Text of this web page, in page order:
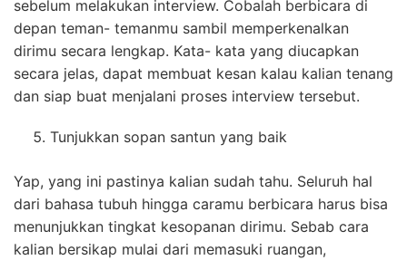
sebelum melakukan interview. Cobalah berbicara di
depan teman- temanmu sambil memperkenalkan
dirimu secara lengkap. Kata- kata yang diucapkan
secara jelas, dapat membuat kesan kalau kalian tenang
dan siap buat menjalani proses interview tersebut.
Tunjukkan sopan santun yang baik
Yap, yang ini pastinya kalian sudah tahu. Seluruh hal
dari bahasa tubuh hingga caramu berbicara harus bisa
menunjukkan tingkat kesopanan dirimu. Sebab cara
kalian bersikap mulai dari memasuki ruangan,